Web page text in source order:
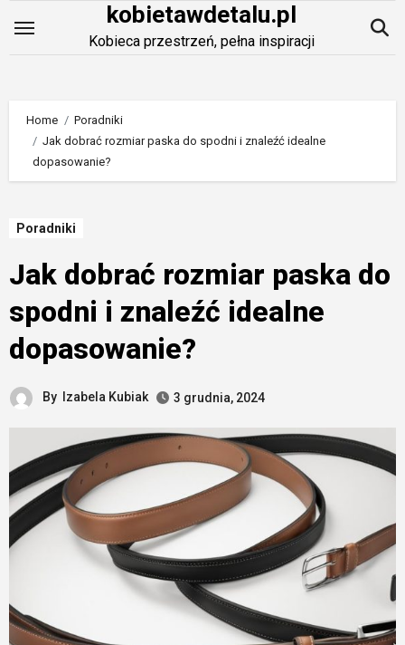
kobietawdetalu.pl
Kobieca przestrzeń, pełna inspiracji
Home
Poradniki
Jak dobrać rozmiar paska do spodni i znaleźć idealne
dopasowanie?
Poradniki
Jak dobrać rozmiar paska do
spodni i znaleźć idealne
dopasowanie?
By Izabela Kubiak 3 grudnia, 2024